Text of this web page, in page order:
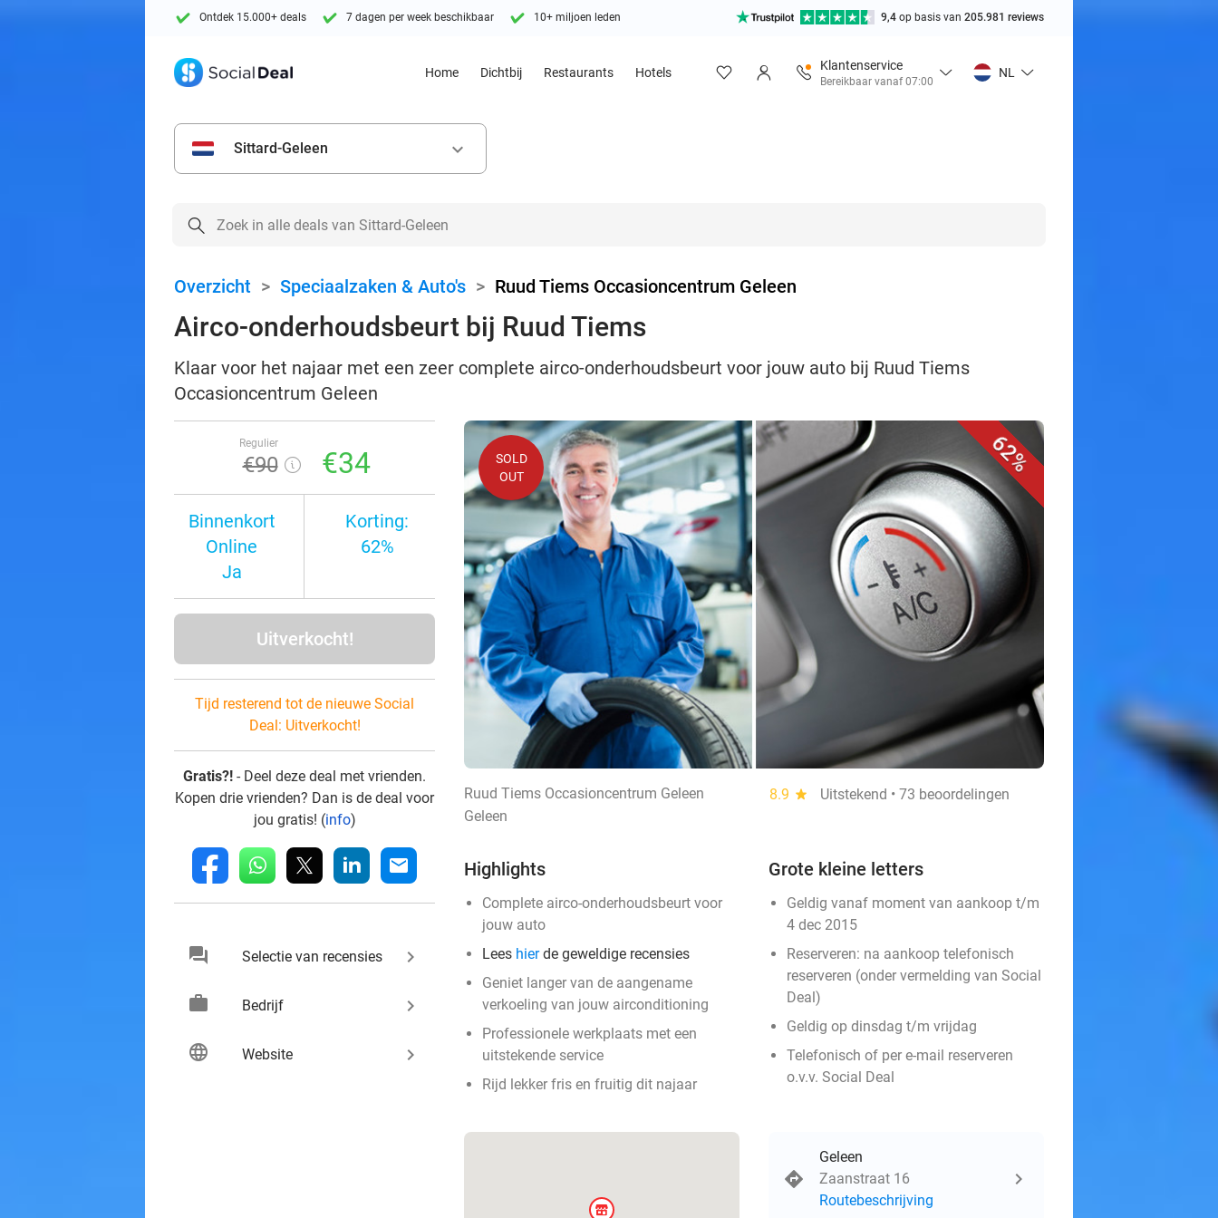
Ontdek 15.000+ deals 7 dagen per week beschikbaar 10+ miljoen leden 9,4 op basis van 205.981 reviews
Home Dichtbij Restaurants Hotels
Klantenservice
Bereikbaar vanaf 07:00
NL
Sittard-Geleen keyboard_arrow_down
Overzicht > Speciaalzaken & Auto's > Ruud Tiems Occasioncentrum Geleen
Airco-onderhoudsbeurt bij Ruud Tiems
Klaar voor het najaar met een zeer complete airco-onderhoudsbeurt voor jouw auto bij Ruud Tiems
Occasioncentrum Geleen
Regulier
€90 €34
Binnenkort
Online
Ja
Korting:
62%
Uitverkocht!
Tijd resterend tot de nieuwe Social
Deal: Uitverkocht!
Gratis?! - Deel deze deal met vrienden.
Kopen drie vrienden? Dan is de deal voor
jou gratis! (info)
fb whatsapp linkedin mail
chat Selectie van recensies keyboard_arrow_right
work Bedrijf keyboard_arrow_right
language Website keyboard_arrow_right
62%
SOLD
OUT
Ruud Tiems Occasioncentrum Geleen 8.9 star
Uitstekend • 73 beoordelingen
Geleen
Highlights
Complete airco-onderhoudsbeurt voor
jouw auto
Lees hierde geweldige recensies
Geniet langer van de aangename
verkoeling van jouw airconditioning
Professionele werkplaats met een
uitstekende service
Rijd lekker fris en fruitig dit najaar
Grote kleine letters
Geldig vanaf moment van aankoop t/m
4 dec 2015
Reserveren: na aankoop telefonisch
reserveren (onder vermelding van Social
Deal)
Geldig op dinsdag t/m vrijdag
Telefonisch of per e-mail reserveren
o.v.v. Social Deal
store
Geleen
Zaanstraat 16
Routebeschrijving